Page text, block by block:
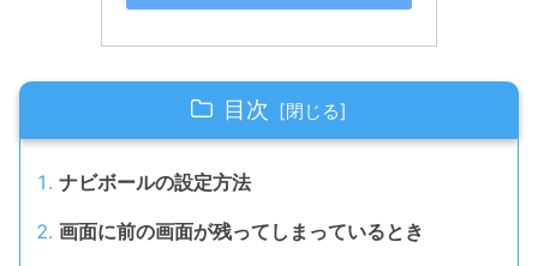
目次
ナビボールの設定方法
画面に前の画面が残ってしまっているとき